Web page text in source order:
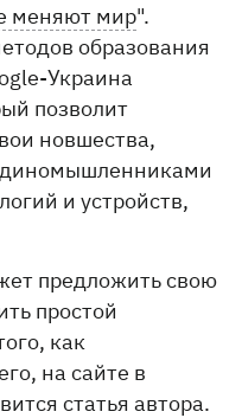
меняют мир".
образования
Украина
позволит
новшества,
и устройств,
предложить свою
простой
как
на сайте в
статья автора.